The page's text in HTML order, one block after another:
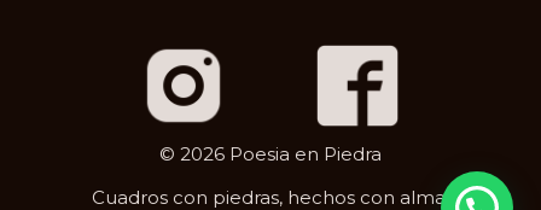
© 2026 Poesia en Piedra
Cuadros con piedras, hechos con alma.